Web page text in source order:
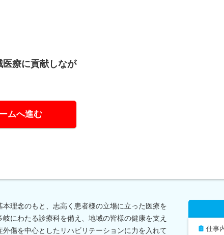
療に貢献しなが
ムへ進む
理念のもと、志高く患者様の立場に立った医療を
にわたる診療科を備え、地域の皆様の健康を支え
傷を中心としたリハビリテーションに力を入れて
仕事